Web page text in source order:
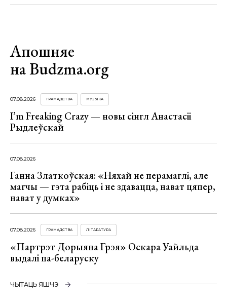
Апошняе
на Budzma.org
07.08.2026 ГРАМАДСТВА МУЗЫКА
I’m Freaking Crazy — новы сінгл Анастасіі
Рыдлеўскай
07.08.2026
Ганна Златкоўская: «Няхай не перамаглі, але
магчы — гэта рабіць і не здавацца, нават цяпер,
нават у думках»
07.08.2026 ГРАМАДСТВА ЛІТАРАТУРА
«Партрэт Дорыяна Грэя» Оскара Уайльда
выдалі па-беларуску
ЧЫТАЦЬ ЯШЧЭ